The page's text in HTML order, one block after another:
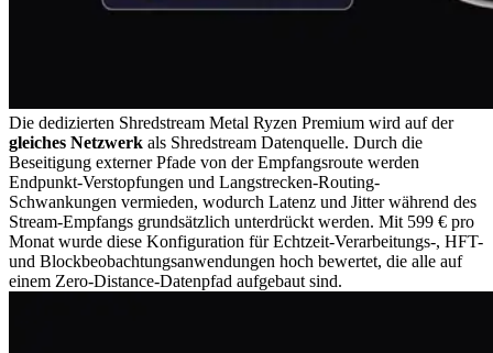
Die dedizierten Shredstream Metal Ryzen Premium wird auf der
gleiches Netzwerk als Shredstream Datenquelle. Durch die
Beseitigung externer Pfade von der Empfangsroute werden
Endpunkt-Verstopfungen und Langstrecken-Routing-
Schwankungen vermieden, wodurch Latenz und Jitter während des
Stream-Empfangs grundsätzlich unterdrückt werden. Mit 599 € pro
Monat wurde diese Konfiguration für Echtzeit-Verarbeitungs-, HFT-
und Blockbeobachtungsanwendungen hoch bewertet, die alle auf
einem Zero-Distance-Datenpfad aufgebaut sind.